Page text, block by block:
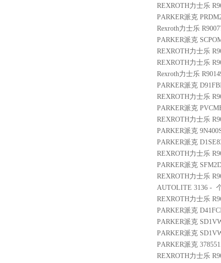
REXROTH力士乐
PARKER派克
Rexroth力士乐
PARKER派克
REXROTH力士乐
REXROTH力士乐
Rexroth力士乐
PARKER派克
REXROTH力士乐
PARKER派克
REXROTH力士乐
PARKER派克
PARKER派克
REXROTH力士乐
PARKER派克
REXROTH力士乐
AUTOLITE 3136 -
REXROTH力士乐
PARKER派克
PARKER派克
PARKER派克
PARKER派克
REXROTH力士乐